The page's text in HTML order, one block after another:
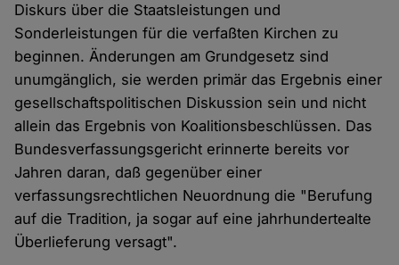
Diskurs über die Staatsleistungen und
Sonderleistungen für die verfaßten Kirchen zu
beginnen. Änderungen am Grundgesetz sind
unumgänglich, sie werden primär das Ergebnis einer
gesellschaftspolitischen Diskussion sein und nicht
allein das Ergebnis von Koalitionsbeschlüssen. Das
Bundesverfassungsgericht erinnerte bereits vor
Jahren daran, daß gegenüber einer
verfassungsrechtlichen Neuordnung die "Berufung
auf die Tradition, ja sogar auf eine jahrhundertealte
Überlieferung versagt".